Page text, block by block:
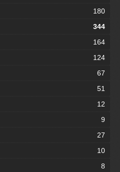
180
344
164
124
67
51
12
9
27
10
8